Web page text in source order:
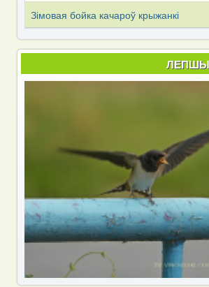
Зімовая бойка качароў крыжанкі